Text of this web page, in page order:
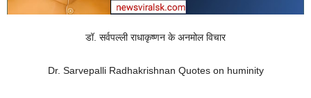
डॉ. सर्वपल्ली राधाकृष्णन के अनमोल विचार
Dr. Sarvepalli Radhakrishnan Quotes on huminity